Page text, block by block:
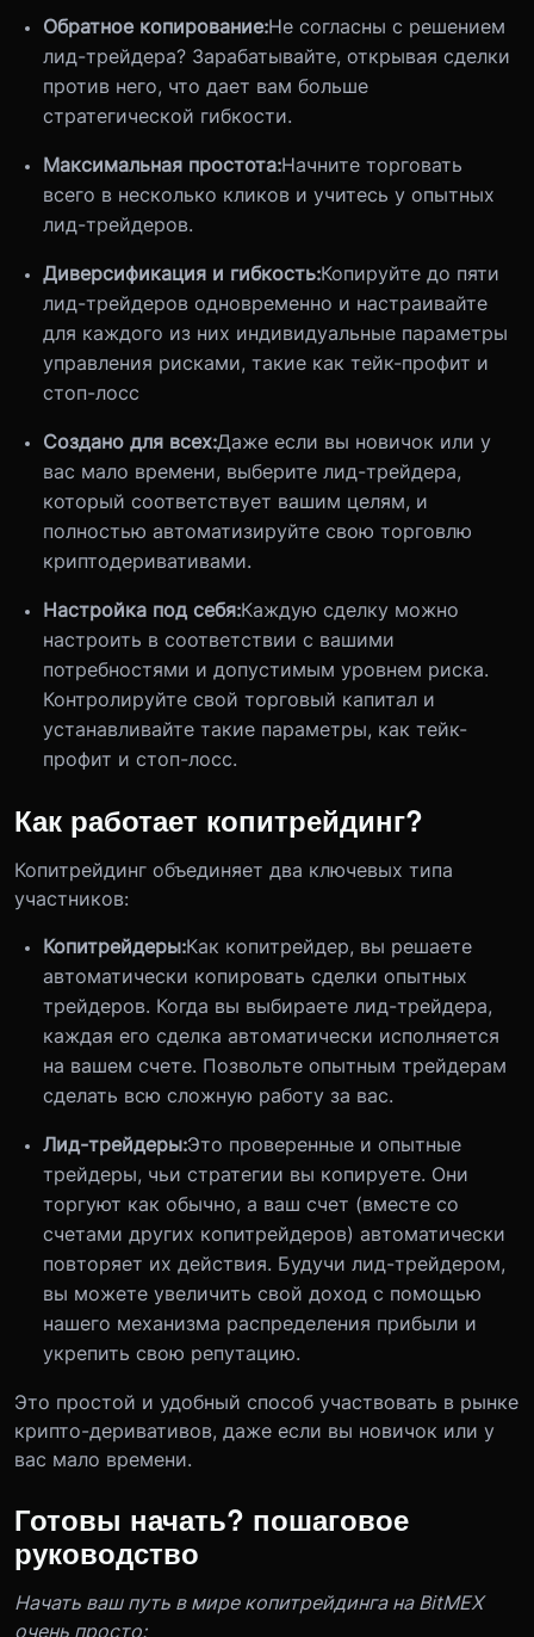
Обратное копирование:Не согласны с решением
лид-трейдера? Зарабатывайте, открывая сделки
против него, что дает вам больше
стратегической гибкости.
Максимальная простота:Начните торговать
всего в несколько кликов и учитесь у опытных
лид-трейдеров.
Диверсификация и гибкость:Копируйте до пяти
лид-трейдеров одновременно и настраивайте
для каждого из них индивидуальные параметры
управления рисками, такие как тейк-профит и
стоп-лосс
Создано для всех:Даже если вы новичок или у
вас мало времени, выберите лид-трейдера,
который соответствует вашим целям, и
полностью автоматизируйте свою торговлю
криптодеривативами.
Настройка под себя:Каждую сделку можно
настроить в соответствии с вашими
потребностями и допустимым уровнем риска.
Контролируйте свой торговый капитал и
устанавливайте такие параметры, как тейк-
профит и стоп-лосс.
Как работает копитрейдинг?
Копитрейдинг объединяет два ключевых типа
участников:
Копитрейдеры:Как копитрейдер, вы решаете
автоматически копировать сделки опытных
трейдеров. Когда вы выбираете лид-трейдера,
каждая его сделка автоматически исполняется
на вашем счете. Позвольте опытным трейдерам
сделать всю сложную работу за вас.
Лид-трейдеры:Это проверенные и опытные
трейдеры, чьи стратегии вы копируете. Они
торгуют как обычно, а ваш счет (вместе со
счетами других копитрейдеров) автоматически
повторяет их действия. Будучи лид-трейдером,
вы можете увеличить свой доход с помощью
нашего механизма распределения прибыли и
укрепить свою репутацию.
Это простой и удобный способ участвовать в рынке
крипто-деривативов, даже если вы новичок или у
вас мало времени.
Готовы начать? пошаговое
руководство
Начать ваш путь в мире копитрейдинга на BitMEX
очень просто: